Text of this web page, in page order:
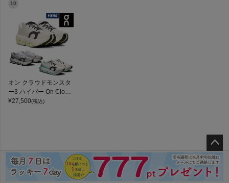
10
オン クラウドモンスタ
ー3 ハイパー On Cloud
monster 3 Hyper
¥27,500(税込)
ペー
ジト
ップ